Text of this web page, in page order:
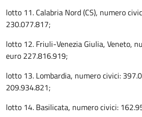
lotto 11. Calabria Nord (CS), numero
230.077.817;
lotto 12. Friuli-Venezia Giulia, Veneto,
euro 227.816.919;
lotto 13. Lombardia, numero civici:
209.934.821;
lotto 14. Basilicata, numero civici: